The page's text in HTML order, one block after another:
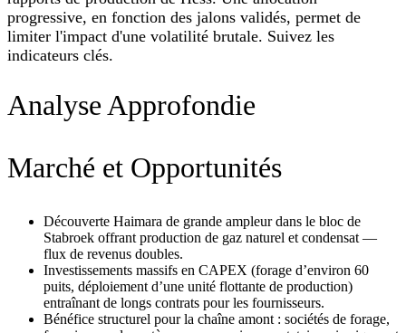
progressive, en fonction des jalons validés, permet de
limiter l'impact d'une volatilité brutale. Suivez les
indicateurs clés.
Analyse Approfondie
Marché et Opportunités
Découverte Haimara de grande ampleur dans le bloc de
Stabroek offrant production de gaz naturel et condensat —
flux de revenus doubles.
Investissements massifs en CAPEX (forage d’environ 60
puits, déploiement d’une unité flottante de production)
entraînant de longs contrats pour les fournisseurs.
Bénéfice structurel pour la chaîne amont : sociétés de forage,